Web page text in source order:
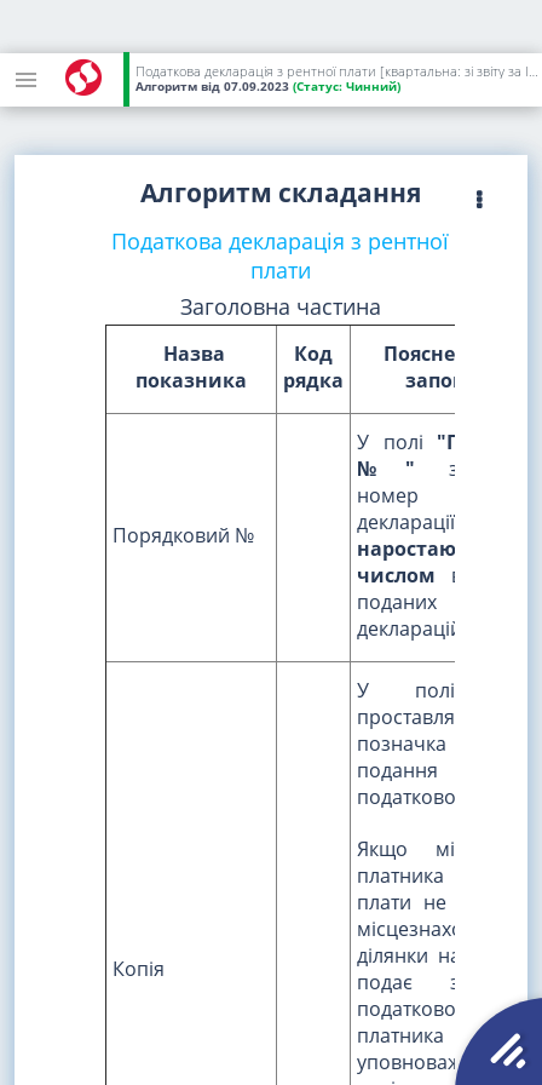
Податкова декларація з рентної плати [квартальна: зі звіту за ІV квартал 2023 року; місячна: зі звіту за грудень 2023 року]
Алгоритм від 07.09.2023 (Статус: Чинний)
Алгоритм складання
Податкова декларація з рентної
плати
Заголовна частина
Назва
показника
Код
рядка
Пояснення
заповнення
Порядковий №
У полі
№"
номер
декларації
наростаючим
числом від
поданих
декларацій
Копія
У полі
проставляється
позначка в
подання
податкової
Якщо місце
платника
плати не
ділянки надр,
подає за
податкової
платника
уповноваженої